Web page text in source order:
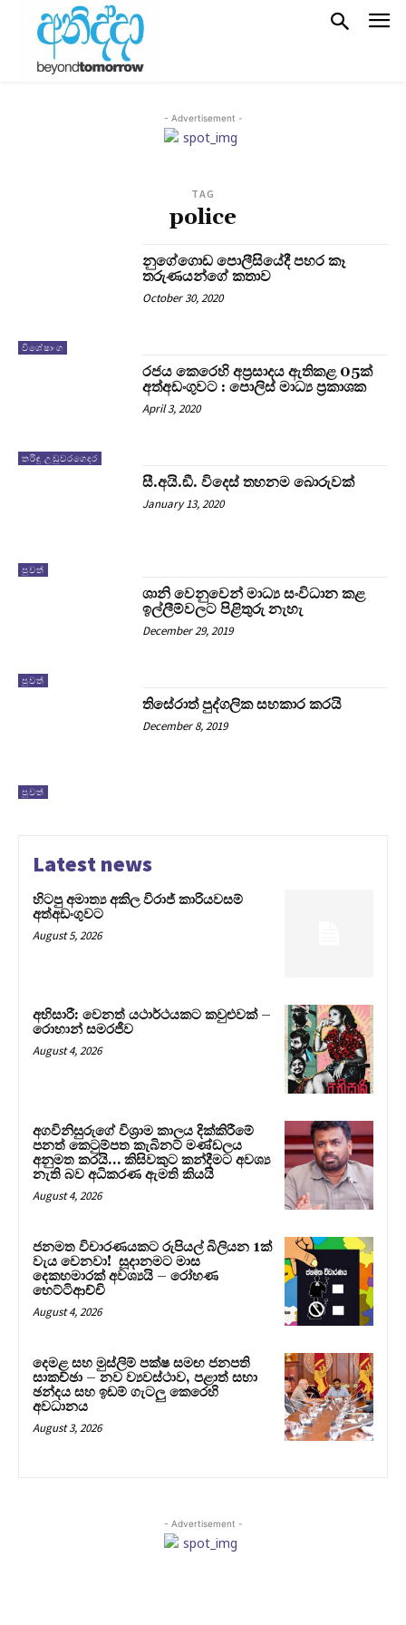
- Advertisement -
TAG
police
විශේෂාංග
නුගේගොඩ පොලීසියේදී පහර කෑ
තරුණයන්ගේ කතාව
October 30, 2020
තරිඳු උඩුවරගෙදර
රජය කෙරෙහි අප‍්‍රසාදය ඇතිකළ 05ක්
අත්අඩංගුවට : පොලිස් මාධ්‍ය ප‍්‍රකාශක
April 3, 2020
පුවත්
සී.අයි.ඞී. විදෙස් තහනම බොරුවක්
January 13, 2020
පුවත්
ශානි වෙනුවෙන් මාධ්‍ය සංවිධාන කළ
ඉල්ලීම්වලට පිළිතුරු නැහැ
December 29, 2019
පුවත්
තිසේරාත් පුද්ගලික සහකාර කරයි
December 8, 2019
Latest news
හිටපු අමාත්‍ය අකිල විරාජ් කාරියවසම්
අත්අඩංගුවට
August 5, 2026
අභිසාරී: වෙනත් යථාර්ථයකට කවුළුවක් –
රොහාන් සමරජීව
August 4, 2026
අගවිනිසුරුගේ විශ්‍රාම කාලය දික්කිරීමේ
පනත් කෙටුම්පත කැබිනට් මණ්ඩලය
අනුමත කරයි… කිසිවකුට කන්දීමට අවශ්‍ය
නැති බව අධිකරණ ඇමති කියයි
August 4, 2026
ජනමත විචාරණයකට රුපියල් බිලියන 1ක්
වැය වෙනවා! සූදානමට මාස
දෙකහමාරක් අවශ්‍යයි – රෝහණ
හෙට්ටිආච්චි
August 4, 2026
දෙමළ සහ මුස්ලිම් පක්ෂ සමඟ ජනපති
සාකච්ඡා – නව ව්‍යවස්ථාව, පළාත් සභා
ඡන්දය සහ ඉඩම් ගැටලු කෙරෙහි
අවධානය
August 3, 2026
- Advertisement -